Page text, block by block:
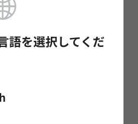
語を選択してくだ
告書
）
Inductor Site限定